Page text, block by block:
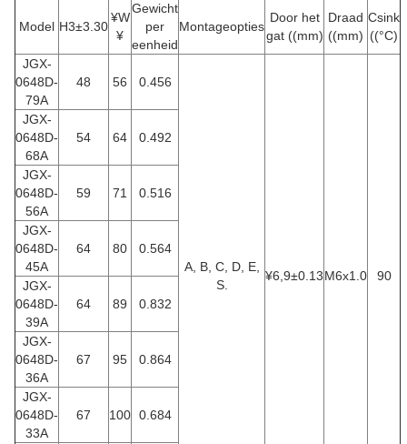
Model H3±3.30
¥W
¥
Gewicht
per
eenheid
Montageopties
Door het
gat ((mm)
Draad
((mm)
Csink
((°C)
JGX-
0648D-
79A
48 56 0.456
A, B, C, D, E,
S.
¥6,9±0.13M6x1.0 90
JGX-
0648D-
68A
54 64 0.492
JGX-
0648D-
56A
59 71 0.516
JGX-
0648D-
45A
64 80 0.564
JGX-
0648D-
39A
64 89 0.832
JGX-
0648D-
36A
67 95 0.864
JGX-
0648D-
33A
67 100 0.684